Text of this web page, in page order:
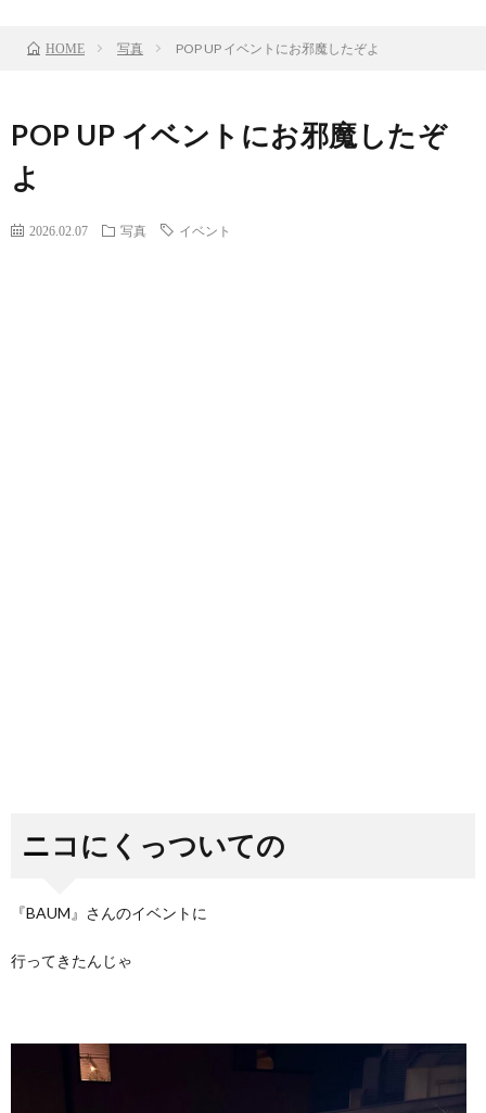
HOME 写真 POP UP イベントにお邪魔したぞよ
POP UP イベントにお邪魔したぞ
よ
2026.02.07 写真 イベント
ニコにくっついての
『BAUM』さんのイベントに
行ってきたんじゃ